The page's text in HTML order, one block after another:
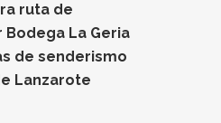
ruta de
La Geria
de senderismo
Lanzarote